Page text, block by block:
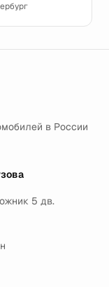
в России
5 дв.